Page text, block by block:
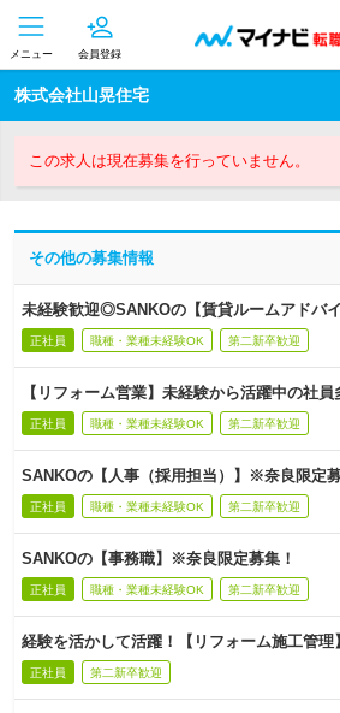
メニュー 会員登録
株式会社山晃住宅
この求人は現在募集を行っていません。
その他の募集情報
未経験歓迎◎SANKOの【賃貸ルームアドバ
正社員 職種・業種未経験OK 第二新卒歓迎
【リフォーム営業】未経験から活躍中の社
正社員 職種・業種未経験OK 第二新卒歓迎
SANKOの【人事（採用担当）】※奈良限定募
正社員 職種・業種未経験OK 第二新卒歓迎
SANKOの【事務職】※奈良限定募集！
正社員 職種・業種未経験OK 第二新卒歓迎
経験を活かして活躍！【リフォーム施工管
正社員 第二新卒歓迎